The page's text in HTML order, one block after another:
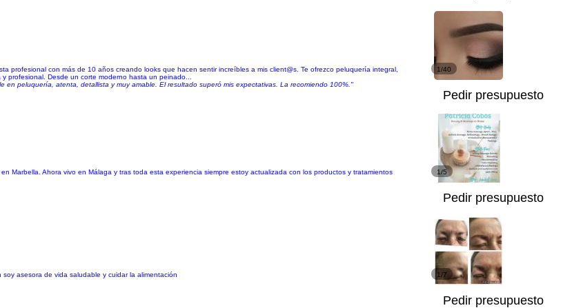
profesional con más de 10 años creando looks que hacen sentir increíbles a mis client@s. Te ofrezco peluquería integral,
profesional. Desde un corte moderno hasta un peinado...
peluquería, atenta, detallista y muy amable. El resultado superó mis expectativas. La recomiendo 100%."
1/40
Pedir presupuesto
Ahora vivo en Málaga y tras toda esta experiencia siempre estoy actualizada con los productos y tratamientos
1/5
Pedir presupuesto
asesora de vida saludable y cuidar la alimentación
1/7
Pedir presupuesto